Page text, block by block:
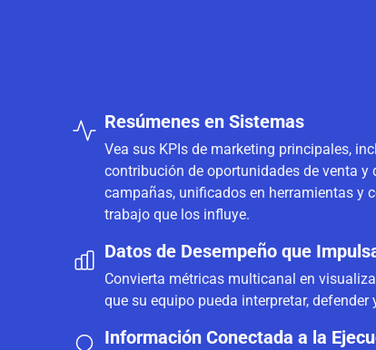
Resúmenes en Sistemas
Vea sus KPIs de marketing principales,
contribución de oportunidades de venta y
campañas, unificados en herramientas y
trabajo que los influye.
Datos de Desempeño que
Convierta métricas multicanal en
que su equipo pueda interpretar, defender
Información Conectada a la